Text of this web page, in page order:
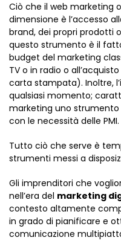
Ciò che il web marketing
dimensione è l’accesso
brand, dei propri prodotti
questo strumento è il
budget del marketing
TV o in radio o
carta stampata). Inoltre,
qualsiasi momento;
marketing uno
con le necessità delle PMI.
Tutto ciò che serve è
strumenti messi a
Gli imprenditori che
nell’era del marketing
contesto altamente
in grado di pianificare e
comunicazione